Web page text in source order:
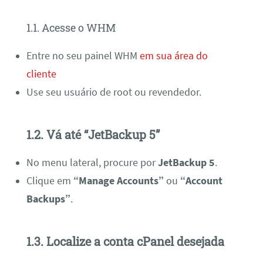
1.1. Acesse o WHM
Entre no seu painel WHM em sua área do
cliente
Use seu usuário de root ou revendedor.
1.2. Vá até “JetBackup 5”
No menu lateral, procure porJetBackup 5.
Clique em “Manage Accounts” ou “Account
Backups”.
1.3. Localize a conta cPanel desejada